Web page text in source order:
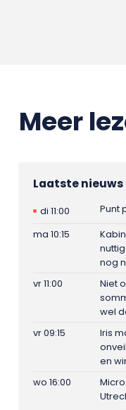
Meer
Laatste nieuws
di 11:00
Punt
ma 10:15
nog
vr 11:00
Niet
wel
vr 09:15
Iris
en
wo 16:00